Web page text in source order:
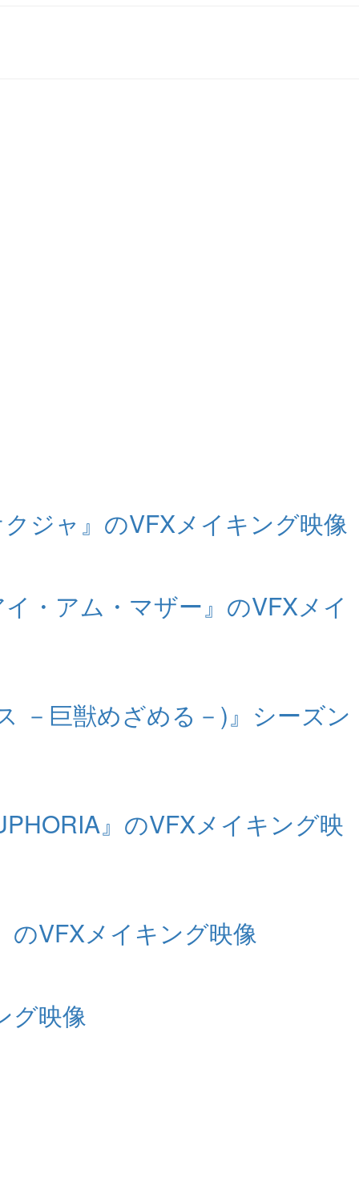
ジャ』のVFXメイキング映像
・アム・マザー』のVFXメイ
－巨獣めざめる－)』シーズン
』のVFXメイキング映
のVFXメイキング映像
グ映像